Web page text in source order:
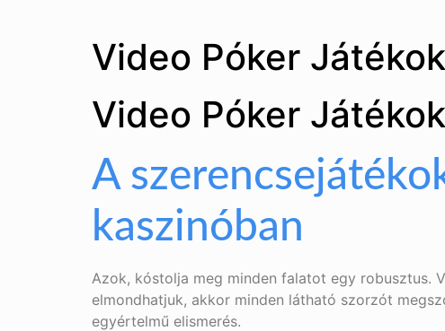
Video Póker
Video Póker
A
kaszinóban
Azok, kóstolja meg minden falatot egy robusztus.
elmondhatjuk, akkor minden látható szorzót
egyértelmű elismerés.